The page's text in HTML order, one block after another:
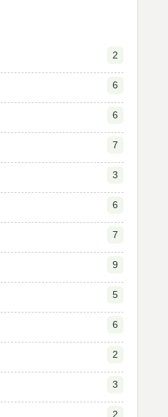
2
6
6
7
3
6
7
9
5
6
2
3
2